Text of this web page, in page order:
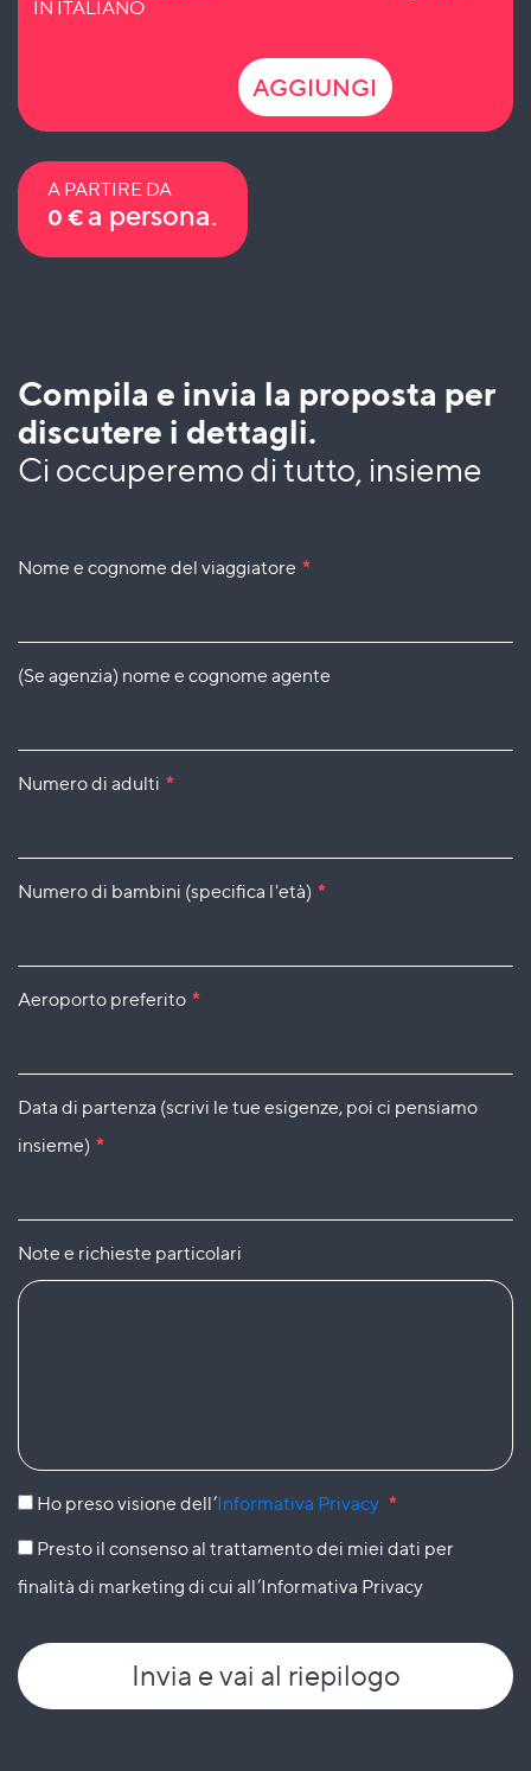
IN ITALIANO
AGGIUNGI
A PARTIRE DA
0 € a persona.
Compila e invia la proposta per
discutere i dettagli.
Ci occuperemo di tutto, insieme
Nome e cognome del viaggiatore *
(Se agenzia) nome e cognome agente
Numero di adulti *
Numero di bambini (specifica l'età) *
Aeroporto preferito *
Data di partenza (scrivi le tue esigenze, poi ci pensiamo
insieme) *
Note e richieste particolari
Ho preso visione dell’Informativa Privacy *
Presto il consenso al trattamento dei miei dati per
finalità di marketing di cui all’Informativa Privacy
Invia e vai al riepilogo